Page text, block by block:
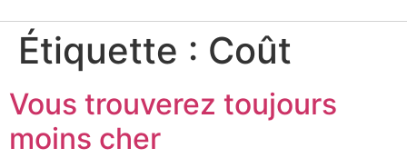
Étiquette : Coût
Vous trouverez toujours
moins cher